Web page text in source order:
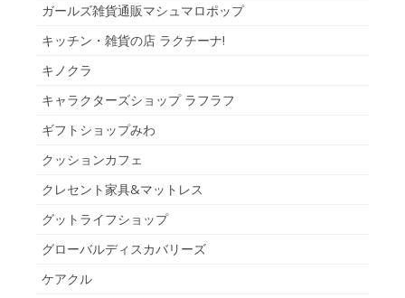
ガールズ雑貨通販マシュマロポップ
キッチン・雑貨の店 ラクチーナ!
キノクラ
キャラクターズショップ ラフラフ
ギフトショップみわ
クッションカフェ
クレセント家具&マットレス
グットライフショップ
グローバルディスカバリーズ
ケアクル